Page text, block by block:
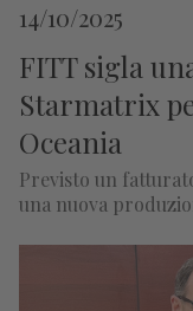
14/10/2025
FITT sigla
Starmatrix
Oceania
Previsto un
una nuova